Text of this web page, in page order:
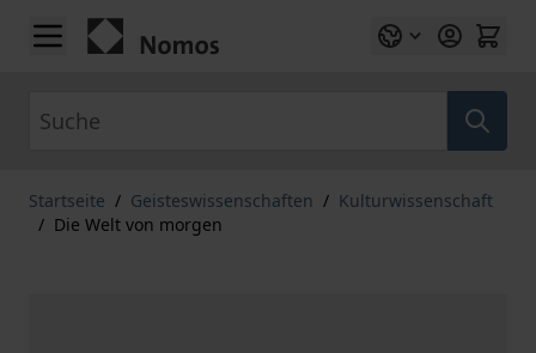
Zum Inhalt springen
Startseite / Geisteswissenschaften / Kulturwissenschaft
/ Die Welt von morgen